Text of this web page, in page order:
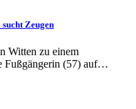
Zeugen
Witten zu einem
Fußgängerin (57) auf…